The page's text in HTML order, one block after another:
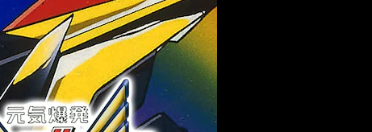
【日本語字幕】【セリフ検索】新規追加のお知
らせ
【障害】Android TVにおける不具合に関しまし
て